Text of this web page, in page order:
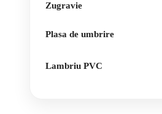
Zugravie
Plasa de umbrire
Lambriu PVC